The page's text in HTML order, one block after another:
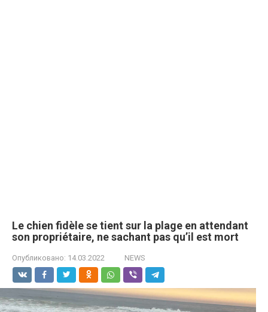
Le chien fidèle se tient sur la plage en attendant
son propriétaire, ne sachant pas qu’il est mort
Опубликовано: 14.03.2022 NEWS